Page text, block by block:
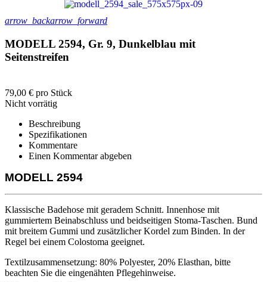
arrow_backarrow_forward
MODELL 2594, Gr. 9, Dunkelblau mit
Seitenstreifen
79,00 € pro Stück
Nicht vorrätig
Beschreibung
Spezifikationen
Kommentare
Einen Kommentar abgeben
MODELL 2594
Klassische Badehose mit geradem Schnitt. Innenhose mit
gummiertem Beinabschluss und beidseitigen Stoma-Taschen. Bund
mit breitem Gummi und zusätzlicher Kordel zum Binden. In der
Regel bei einem Colostoma geeignet.
Textilzusammensetzung: 80% Polyester, 20% Elasthan, bitte
beachten Sie die eingenähten Pflegehinweise.